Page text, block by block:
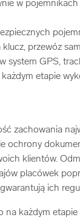
w
klucz, przewóz
system GPS,
etapie
zachowania
ochrony
klientów.
placówek
ich
na każdym etapie